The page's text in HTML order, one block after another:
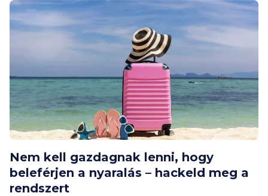
BiztosDöntés.hu gyűjtéséből kiderül, hogy akár az
egyetemisták is találnak olyan játékot, ami segít
nekik meghozni az első nagy pénzügyi
elhatározásukat.
Nem kell gazdagnak lenni, hogy
beleférjen a nyaralás – hackeld meg a
rendszert